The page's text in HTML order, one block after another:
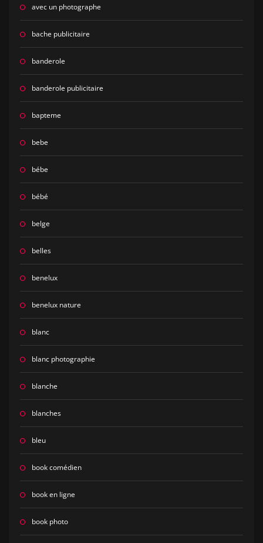
avec un photographe
bache publicitaire
banderole
banderole publicitaire
bapteme
bebe
bébe
bébé
belge
belles
benelux
benelux nature
blanc
blanc photographie
blanche
blanches
bleu
book comédien
book en ligne
book photo